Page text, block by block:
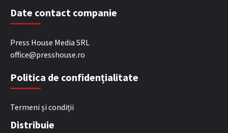
Date contact companie
Press House Media SRL
office@presshouse.ro
Politica de confidențialitate
Termeni și condiții
Distribuie